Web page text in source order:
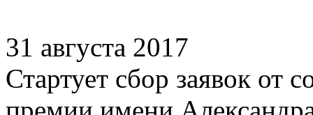
31 августа 2017
Стартует сбор заявок от